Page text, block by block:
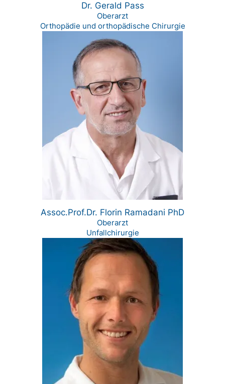
Dr. Gerald Pass
Oberarzt
Orthopädie und orthopädische Chirurgie
Assoc.Prof.Dr. Florin Ramadani PhD
Oberarzt
Unfallchirurgie